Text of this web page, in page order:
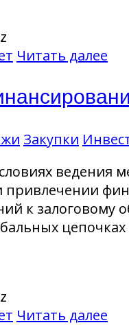
Читать далее
Закупки
ведения
привлечении
к
Читать далее